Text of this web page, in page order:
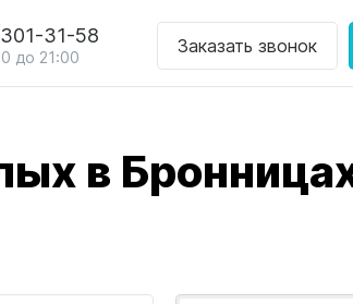
31-58
до 21:00
Заказать звонок
в